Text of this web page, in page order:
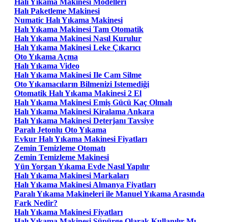
Halı Paketleme Makinesi
Numatic Halı Yıkama Makinesi
Halı Yıkama Makinesi Tam Otomatik
Halı Yıkama Makinesi Nasıl Kurulur
Halı Yıkama Makinesi Leke Çıkarıcı
Oto Yıkama Açma
Halı Yıkama Video
Halı Yıkama Makinesi Ile Cam Silme
Oto Yıkamacıların Bilmenizi Istemediği
Otomatik Halı Yıkama Makinesi 2 El
Halı Yıkama Makinesi Emiş Gücü Kaç Olmalı
Halı Yıkama Makinesi Kiralama Ankara
Halı Yıkama Makinesi Deterjanı Tavsiye
Paralı Jetonlu Oto Yıkama
Evkur Halı Yıkama Makinesi Fiyatları
Zemin Temizleme Otomatı
Zemin Temizleme Makinesi
Yün Yorgan Yıkama Evde Nasıl Yapılır
Halı Yıkama Makinesi Markaları
Halı Yıkama Makinesi Almanya Fiyatları
Paralı Yıkama Makineleri ile Manuel Yıkama Arasında
Fark Nedir?
Halı Yıkama Makinesi Fiyatları